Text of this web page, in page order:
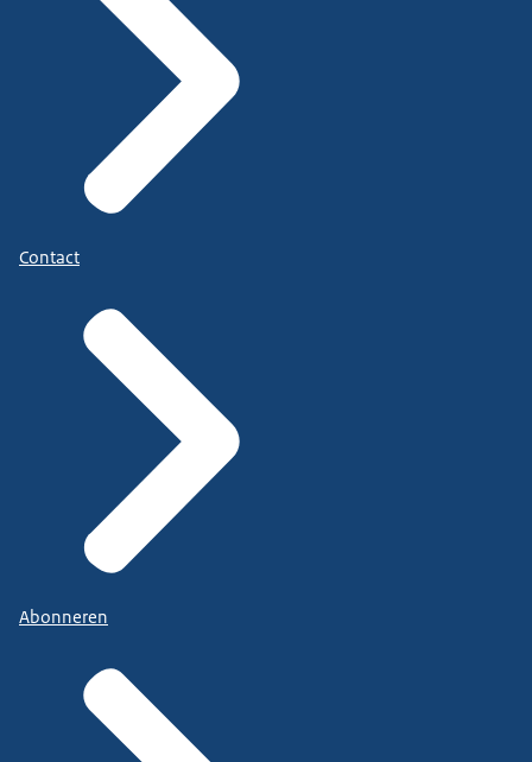
Contact
Abonneren